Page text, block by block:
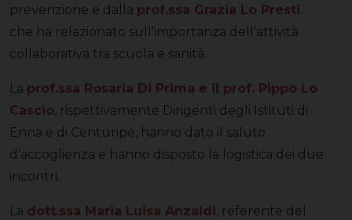
prevenzione e dalla prof.ssa Grazia Lo Presti
che ha relazionato sull’importanza dell’attività
collaborativa tra scuola e sanità.
La prof.ssa Rosaria Di Prima e il prof. Pippo Lo
Cascio, rispettivamente Dirigenti degli Istituti di
Enna e di Centuripe, hanno dato il saluto
d’accoglienza e hanno disposto la logistica dei due
incontri.
La dott.ssa Maria Luisa Anzaldi, referente del